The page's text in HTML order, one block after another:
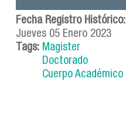
Fecha Registro Histórico:
Jueves 05 Enero 2023
Tags: Magister
Doctorado
Cuerpo Académico